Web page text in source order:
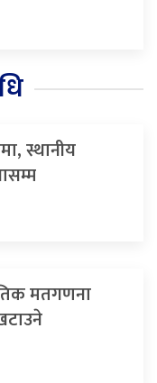
स्थानीय
मतगणना